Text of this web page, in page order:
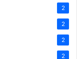
2
2
2
2